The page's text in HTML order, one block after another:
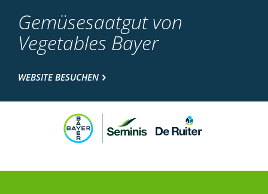
Gemüsesaatgut von
Vegetables Bayer
WEBSITE BESUCHEN